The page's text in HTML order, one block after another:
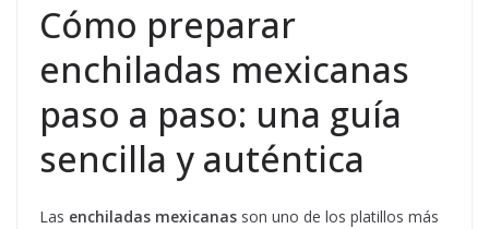
Cómo preparar
enchiladas mexicanas
paso a paso: una guía
sencilla y auténtica
Las enchiladas mexicanas son uno de los platillos más